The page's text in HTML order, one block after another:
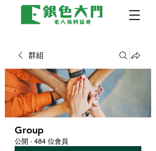
群組
Group
公開 · 484 位會員